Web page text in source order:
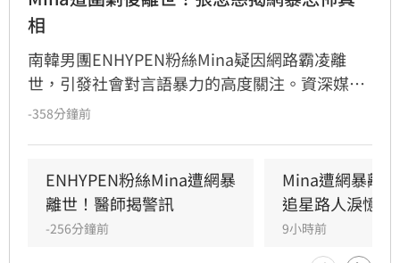
相
南韓男團ENHYPEN粉絲Mina疑因網路霸凌離
世，引發社會對言語暴力的高度關注。資深媒體
人張念慈發文痛心呼籲「網路上請保持善良」，
霸凌的可怕在於積少成多的壓力，每個人應守住
不隨意點名、不人格羞辱及多關心他人狀態的三
條界線。她提醒網友，批評與霸凌本質不同，切
勿將群體羞辱包裝為正義，應正視每個人皆有基
-358分鐘前
ENHYPEN粉絲Mina遭網暴
離世！醫師揭警訊
-256分鐘前
Mina遭網暴離
追星路人淚憶暖
9小時前